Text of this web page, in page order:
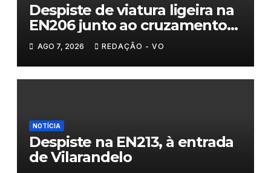
Despiste de viatura ligeira na
EN206 junto ao cruzamento
Fornos do Pinhal
AGO 7, 2026 REDAÇÃO - VO
NOTÍCIA
Despiste na EN213, à entrada
de Vilarandelo